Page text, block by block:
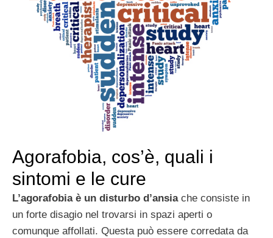
Agorafobia, cos’è, quali i
sintomi e le cure
L’agorafobia è un disturbo d’ansiache consiste in
un forte disagio nel trovarsi in spazi aperti o
comunque affollati. Questa può essere corredata da